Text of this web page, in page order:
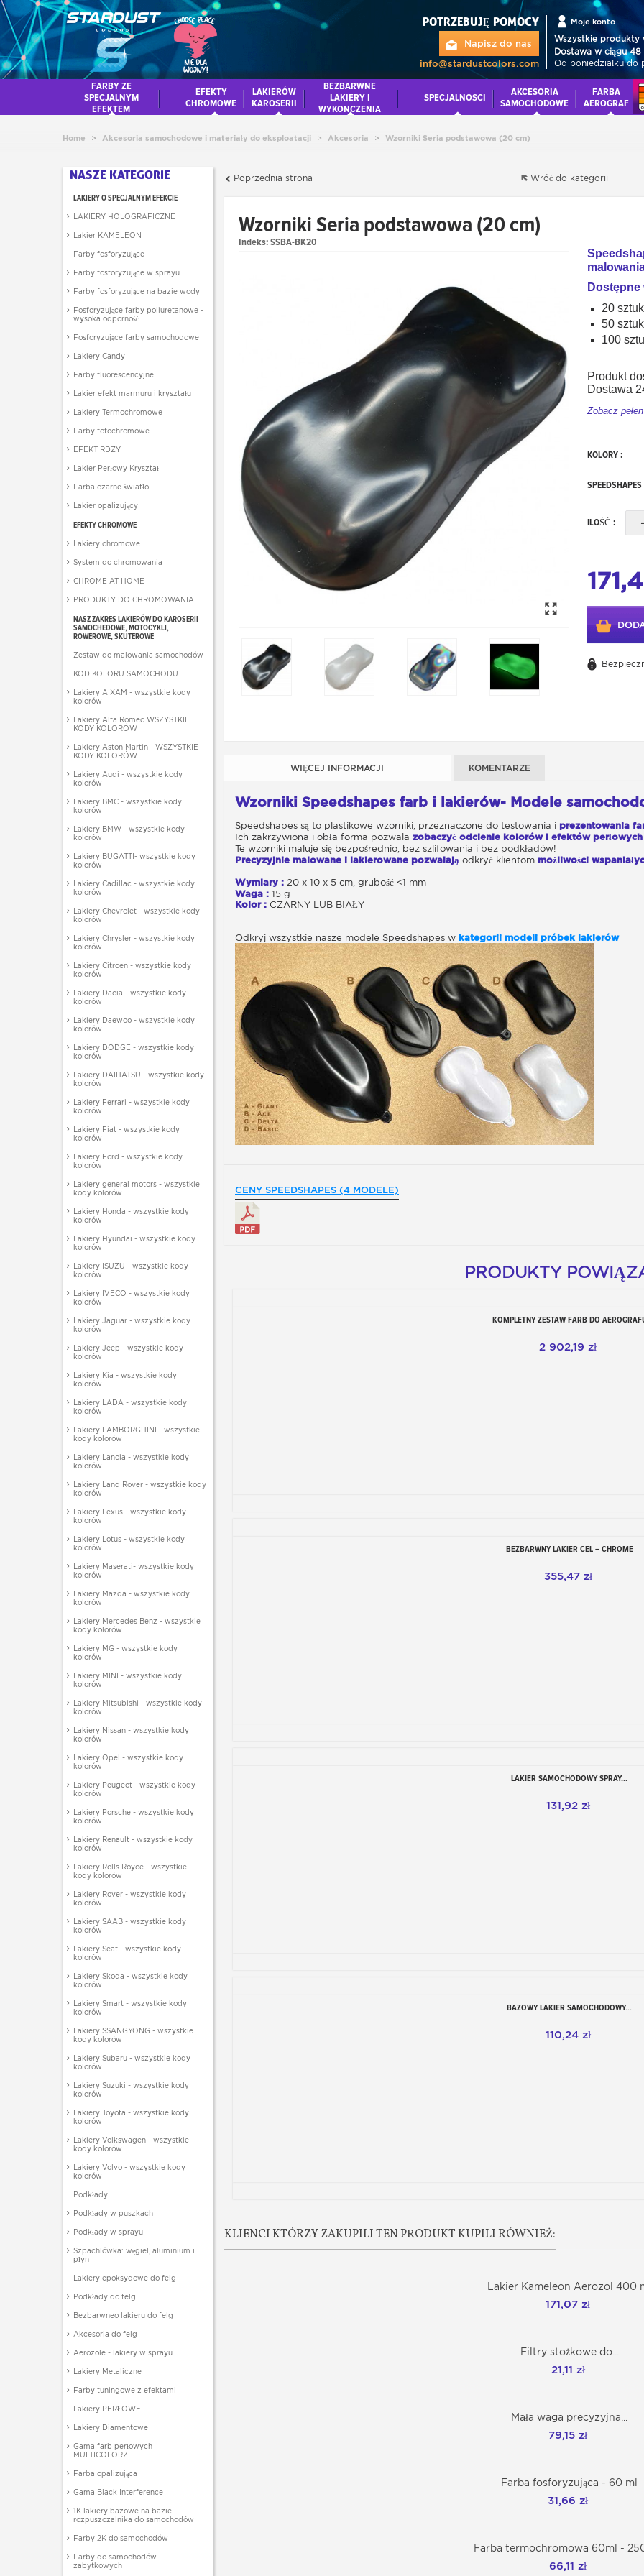
POTRZEBUJĘ POMOCY
Napisz do nas
info@stardustcolors.com
Moje konto
Wszystkie produkty
Dostawa w ciągu 48
Od poniedziałku
FARBY ZE
SPECJALNYM
EFEKTEM
EFEKTY
CHROMOWE
LAKIERÓW
KAROSERII
BEZBARWNE
LAKIERY I
WYKONCZENIA
SPECJALNOSCI
AKCESORIA
SAMOCHODOWE
FARBA
AEROGRAF
Home > Akcesoria samochodowe i materiały do eksploatacji > Akcesoria > Wzorniki Seria podstawowa (20 cm)
NASZE KATEGORIE
LAKIERY O SPECJALNYM EFEKCIE
LAKIERY HOLOGRAFICZNE
Lakier KAMELEON
Farby fosforyzujące
Farby fosforyzujące w sprayu
Farby fosforyzujące na bazie wody
Fosforyzujące farby poliuretanowe -
wysoka odporność
Fosforyzujące farby samochodowe
Lakiery Candy
Farby fluorescencyjne
Lakier efekt marmuru i kryształu
Lakiery Termochromowe
Farby fotochromowe
EFEKT RDZY
Lakier Perłowy Kryształ
Farba czarne światło
Lakier opalizujący
EFEKTY CHROMOWE
Lakiery chromowe
System do chromowania
CHROME AT HOME
PRODUKTY DO CHROMOWANIA
NASZ ZAKRES LAKIERÓW DO KAROSERII
SAMOCHEDOWE, MOTOCYKLI,
ROWEROWE, SKUTEROWE
Zestaw do malowania samochodów
KOD KOLORU SAMOCHODU
Lakiery AIXAM - wszystkie kody
kolorów
Lakiery Alfa Romeo WSZYSTKIE
KODY KOLORÓW
Lakiery Aston Martin - WSZYSTKIE
KODY KOLORÓW
Lakiery Audi - wszystkie kody
kolorów
Lakiery BMC - wszystkie kody
kolorów
Lakiery BMW - wszystkie kody
kolorów
Lakiery BUGATTI- wszystkie kody
kolorów
Lakiery Cadillac - wszystkie kody
kolorów
Lakiery Chevrolet - wszystkie kody
kolorów
Lakiery Chrysler - wszystkie kody
kolorów
Lakiery Citroen - wszystkie kody
kolorów
Lakiery Dacia - wszystkie kody
kolorów
Lakiery Daewoo - wszystkie kody
kolorów
Lakiery DODGE - wszystkie kody
kolorów
Lakiery DAIHATSU - wszystkie kody
kolorów
Lakiery Ferrari - wszystkie kody
kolorów
Lakiery Fiat - wszystkie kody
kolorów
Lakiery Ford - wszystkie kody
kolorów
Lakiery general motors - wszystkie
kody kolorów
Lakiery Honda - wszystkie kody
kolorów
Lakiery Hyundai - wszystkie kody
kolorów
Lakiery ISUZU - wszystkie kody
kolorów
Lakiery IVECO - wszystkie kody
kolorów
Lakiery Jaguar - wszystkie kody
kolorów
Lakiery Jeep - wszystkie kody
kolorów
Lakiery Kia - wszystkie kody
kolorów
Lakiery LADA - wszystkie kody
kolorów
Lakiery LAMBORGHINI - wszystkie
kody kolorów
Lakiery Lancia - wszystkie kody
kolorów
Lakiery Land Rover - wszystkie kody
kolorów
Lakiery Lexus - wszystkie kody
kolorów
Lakiery Lotus - wszystkie kody
kolorów
Lakiery Maserati- wszystkie kody
kolorów
Lakiery Mazda - wszystkie kody
kolorów
Lakiery Mercedes Benz - wszystkie
kody kolorów
Lakiery MG - wszystkie kody
kolorów
Lakiery MINI - wszystkie kody
kolorów
Lakiery Mitsubishi - wszystkie kody
kolorów
Lakiery Nissan - wszystkie kody
kolorów
Lakiery Opel - wszystkie kody
kolorów
Lakiery Peugeot - wszystkie kody
kolorów
Lakiery Porsche - wszystkie kody
kolorów
Lakiery Renault - wszystkie kody
kolorów
Lakiery Rolls Royce - wszystkie
kody kolorów
Lakiery Rover - wszystkie kody
kolorów
Lakiery SAAB - wszystkie kody
kolorów
Lakiery Seat - wszystkie kody
kolorów
Lakiery Skoda - wszystkie kody
kolorów
Lakiery Smart - wszystkie kody
kolorów
Lakiery SSANGYONG - wszystkie
kody kolorów
Lakiery Subaru - wszystkie kody
kolorów
Lakiery Suzuki - wszystkie kody
kolorów
Lakiery Toyota - wszystkie kody
kolorów
Lakiery Volkswagen - wszystkie
kody kolorów
Lakiery Volvo - wszystkie kody
kolorów
Podkłady
Podkłady w puszkach
Podkłady w sprayu
Szpachlówka: węgiel, aluminium i
płyn
Lakiery epoksydowe do felg
Podkłady do felg
Bezbarwneo lakieru do felg
Akcesoria do felg
Aerozole - lakiery w sprayu
Lakiery Metaliczne
Farby tuningowe z efektami
Lakiery PERŁOWE
Lakiery Diamentowe
Gama farb perłowych
MULTICOLORZ
Farba opalizująca
Gama Black Interference
1K lakiery bazowe na bazie
rozpuszczalnika do samochodów
Farby 2K do samochodów
Farby do samochodów
zabytkowych
Poprzednia strona Wróć do kategorii
Wzorniki Seria podstawowa (20 cm)
Indeks:SSBA-BK20
Dostępne
20 sztuk
50 sztuk
100
Produkt
Dostawa
Zobacz
KOLORY :
ILOŚĆ :
WIĘCEJ INFORMACJI KOMENTARZE
Wzorniki Speedshapes farb i lakierów- Modele
Speedshapes są to plastikowe wzorniki, przeznaczone do testowania i prezentowania
Ich zakrzywiona i obła forma pozwala zobaczyć odcienie kolorów i efektów
Te wzorniki maluje się bezpośrednio, bez szlifowania i bez podkładów!
Precyzyjnie malowane i lakierowane pozwalają odkryć klientom możliwości
Wymiary : 20 x 10 x 5 cm, grubość <1 mm
Waga : 15 g
Kolor : CZARNY LUB BIAŁY
Odkryj wszystkie nasze modele Speedshapes w kategorii modeli próbek lakierów
CENY SPEEDSHAPES (4 MODELE)
PRODUKTY
Dodaj do koszyka
KOMPLETNY ZESTAW FARB DO
2 902,19 zł
Dodaj do koszyka
BEZBARWNY LAKIER CEL – CHROME
355,47 zł
Dodaj do koszyka
LAKIER SAMOCHODOWY SPRAY...
131,92 zł
Dodaj do koszyka
BAZOWY LAKIER SAMOCHODOWY...
110,24 zł
KLIENCI KTÓRZY ZAKUPILI TEN PRODUKT KUPILI RÓWNIEŻ:
Dodaj do koszyka
Lakier Kameleon Aerozol 400
171,07 zł
Dodaj do koszyka
Filtry stożkowe do...
21,11 zł
Dodaj do koszyka
Mała waga precyzyjna...
79,15 zł
Dodaj do koszyka
Farba fosforyzująca - 60 ml
31,66 zł
Dodaj do koszyka
Farba termochromowa 60ml -
66,11 zł